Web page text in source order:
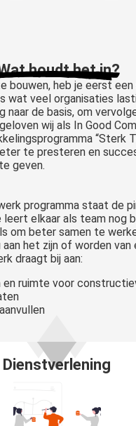
houdt het in?
bouwen, heb je eerst
wat veel organisaties
naar de basis, om
wij als In Good
“Sterk
te presteren en
geven.
programma staat de
leert elkaar als team nog
om beter samen te
het zijn of worden van
draagt bij aan:
en ruimte voor
Dienstverlening